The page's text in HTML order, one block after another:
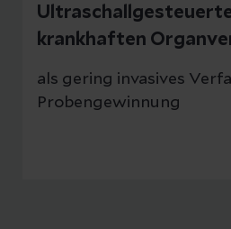
krankhaften
als gering invasives
Probengewinnung